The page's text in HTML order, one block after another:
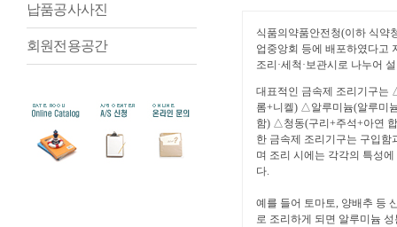
납품공사사진
회원전용공간
식품의약품안전청(이하 식약
업중앙회 등에 배포하였다고
조리·세척·보관시로 나누어
대표적인 금속제 조리기구는
롬+니켈) △알루미늄(알루미
함) △청동(구리+주석+아연
한 금속제 조리기구는 구입함
며 조리 시에는 각각의 특성
다.
예를 들어 토마토, 양배추 등
로 조리하게 되면 알루미늄